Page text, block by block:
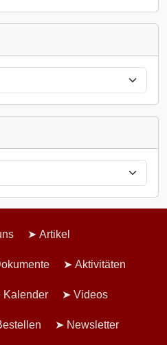
Artikel
Aktivitäten
Kalender Videos
Newsletter